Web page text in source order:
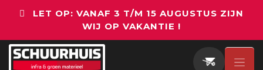
LET OP: VANAF 3 T/M 15 AUGUSTUS ZIJN
WIJ OP VAKANTIE !